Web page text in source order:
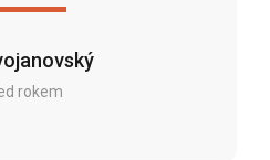
rokem